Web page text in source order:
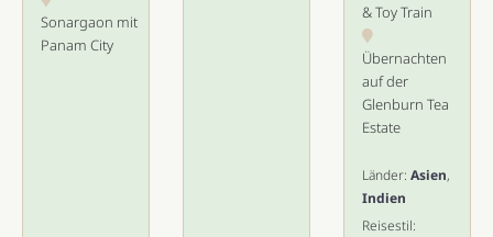
Sonargaon mit
Panam City
& Toy Train
Übernachten
auf der
Glenburn Tea
Estate
Länder: Asien,
Indien
Reisestil: